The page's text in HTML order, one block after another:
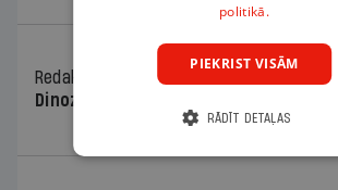
Redaktores sleja
06.08.2026.
Dinozaura triks
politikā.
PIEKRIST VISĀM
RĀDĪT DETAĻAS